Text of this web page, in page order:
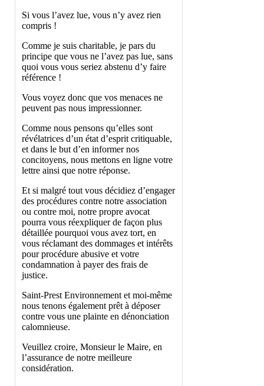
Si vous l’avez lue, vous n’y avez rien
compris !
Comme je suis charitable, je pars du
principe que vous ne l’avez pas lue, sans
quoi vous vous seriez abstenu d’y faire
référence !
Vous voyez donc que vos menaces ne
peuvent pas nous impressionner.
Comme nous pensons qu’elles sont
révélatrices d’un état d’esprit critiquable,
et dans le but d’en informer nos
concitoyens, nous mettons en ligne votre
lettre ainsi que notre réponse.
Et si malgré tout vous décidiez d’engager
des procédures contre notre association
ou contre moi, notre propre avocat
pourra vous réexpliquer de façon plus
détaillée pourquoi vous avez tort, en
vous réclamant des dommages et intérêts
pour procédure abusive et votre
condamnation à payer des frais de
justice.
Saint-Prest Environnement et moi-même
nous tenons également prêt à déposer
contre vous une plainte en dénonciation
calomnieuse.
Veuillez croire, Monsieur le Maire, en
l’assurance de notre meilleure
considération.